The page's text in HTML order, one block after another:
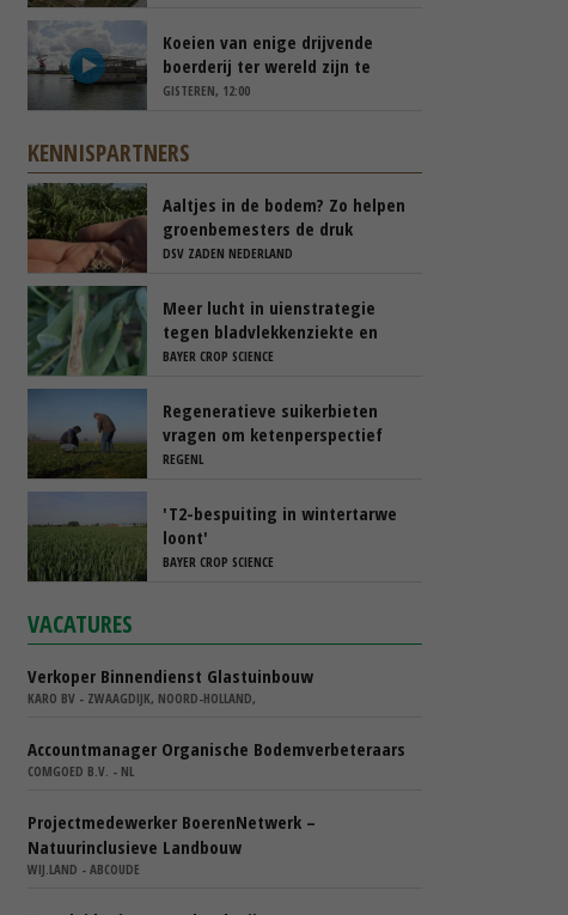
Koeien van enige drijvende
boerderij ter wereld zijn te
koop
GISTEREN, 12:00
KENNISPARTNERS
Aaltjes in de bodem? Zo helpen
groenbemesters de druk
natuurlijk verlagen
DSV ZADEN NEDERLAND
Meer lucht in uienstrategie
tegen bladvlekkenziekte en
stemphylium
BAYER CROP SCIENCE
Regeneratieve suikerbieten
vragen om ketenperspectief
REGENL
'T2-bespuiting in wintertarwe
loont'
BAYER CROP SCIENCE
VACATURES
Verkoper Binnendienst Glastuinbouw
KARO BV - ZWAAGDIJK, NOORD-HOLLAND,
Accountmanager Organische Bodemverbeteraars
COMGOED B.V. - NL
Projectmedewerker BoerenNetwerk –
Natuurinclusieve Landbouw
WIJ.LAND - ABCOUDE